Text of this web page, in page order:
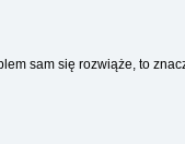
sam się rozwiąże, to